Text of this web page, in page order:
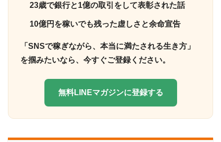
23歳で銀行と1億の取引をして表彰された話
10億円を稼いでも残った虚しさと余命宣告
「SNSで稼ぎながら、本当に満たされる生き方」
を掴みたいなら、今すぐご登録ください。
無料LINEマガジンに登録する